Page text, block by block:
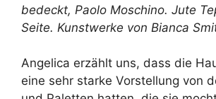
bedeckt, Paolo Moschino. Jute
Seite. Kunstwerke von Bianca
Angelica erzählt uns, dass die
eine sehr starke Vorstellung von